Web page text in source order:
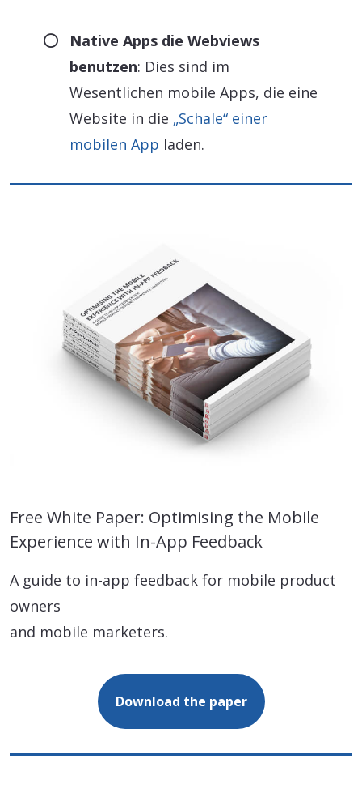
Native Apps die Webviews
benutzen: Dies sind im
Wesentlichen mobile Apps, die eine
Website in die „Schale“ einer
mobilen App laden.
Free White Paper: Optimising the Mobile
Experience with In-App Feedback
A guide to in-app feedback for mobile product
owners
and mobile marketers.
Download the paper